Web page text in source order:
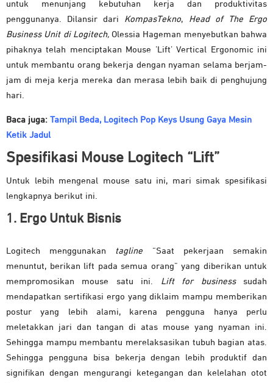
untuk menunjang kebutuhan kerja dan produktivitas
penggunanya. Dilansir dari KompasTekno, Head of The Ergo
Business Unit di Logitech,Olessia Hageman menyebutkan bahwa
pihaknya telah menciptakan Mouse ’Lift’ Vertical Ergonomic ini
untuk membantu orang bekerja dengan nyaman selama berjam-
jam di meja kerja mereka dan merasa lebih baik di penghujung
hari.
Baca juga: Tampil Beda, Logitech Pop Keys Usung Gaya Mesin
Ketik Jadul
Spesifikasi Mouse Logitech “Lift”
Untuk lebih mengenal mouse satu ini, mari simak spesifikasi
lengkapnya berikut ini.
1. Ergo Untuk Bisnis
Logitech menggunakan tagline “Saat pekerjaan semakin
menuntut, berikan lift pada semua orang” yang diberikan untuk
mempromosikan mouse satu ini. Lift for businesssudah
mendapatkan sertifikasi ergo yang diklaim mampu memberikan
postur yang lebih alami, karena pengguna hanya perlu
meletakkan jari dan tangan di atas mouse yang nyaman ini.
Sehingga mampu membantu merelaksasikan tubuh bagian atas.
Sehingga pengguna bisa bekerja dengan lebih produktif dan
signifikan dengan mengurangi ketegangan dan kelelahan otot